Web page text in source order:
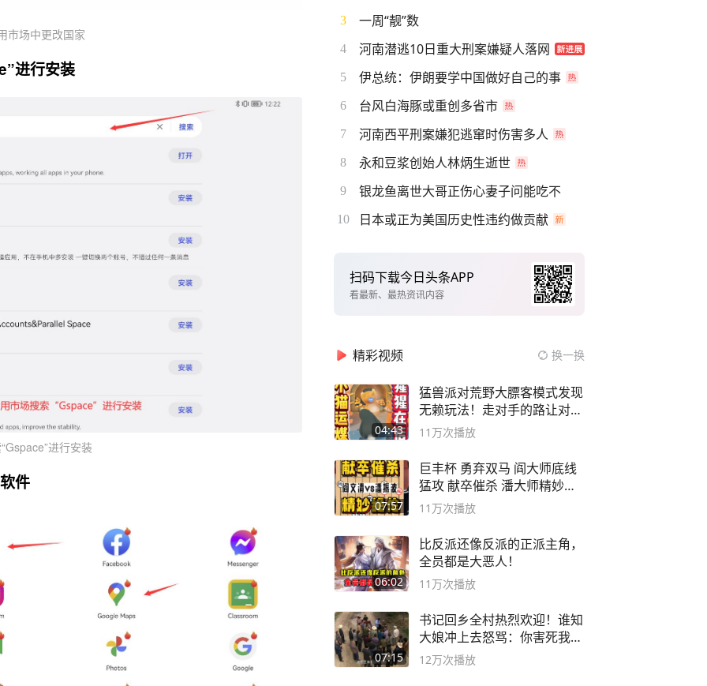
市场中更改国家
进行安装
进行安装
件
3 一周“靓”数
4 河南潜逃10日重大刑案嫌疑人落网
5 伊总统：伊朗要学中国做好自己的事
6 台风白海豚或重创多省市
7 河南西平刑案嫌犯逃窜时伤害多人
8 永和豆浆创始人林炳生逝世
9 银龙鱼离世大哥正伤心妻子问能吃不
10 日本或正为美国历史性违约做贡献
扫码下载今日头条APP
看最新、最热资讯内容
精彩视频 换一换
04:43
猛兽派对荒野大膘客模式发现
无赖玩法！走对手的路让对手
无路可走
11万次播放
07:57
巨丰杯 勇弃双马 阎大师底线
猛攻 献卒催杀 潘大师精妙入
局
11万次播放
06:02
比反派还像反派的正派主角，
全员都是大恶人！
11万次播放
07:15
书记回乡全村热烈欢迎！谁知
大娘冲上去怒骂：你害死我儿
子
12万次播放